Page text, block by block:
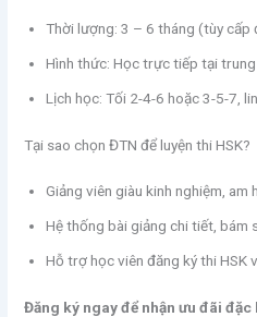
Thời lượng: 3 – 6 tháng (tùy cấp
Hình thức: Học trực tiếp tại
Lịch học: Tối 2-4-6 hoặc 3-5-7,
Tại sao chọn ĐTN để luyện thi HSK?
Giảng viên giàu kinh nghiệm, am
Hệ thống bài giảng chi tiết, bám
Hỗ trợ học viên đăng ký thi HSK
Đăng ký ngay để nhận ưu đãi đặc